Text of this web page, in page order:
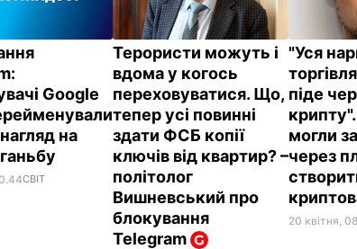
Google
на
СВІТ
Терористи можуть і
вдома у когось
переховуватися. Що,
тепер усі повинні
здати ФСБ копії
ключів від квартир? –
політолог
Вишневський про
блокування
Telegram
"Уся
піде
могли
через
20 квітня,